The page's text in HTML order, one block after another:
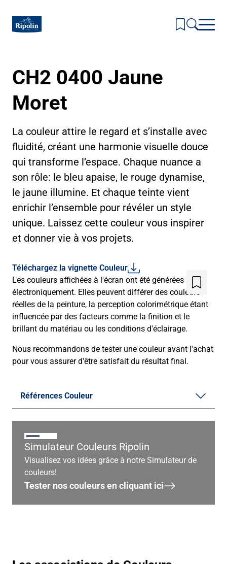
main
Inspirations & Couleurs
Produits
Actualités & Conseils
La Marque
Où nous trouver ?
CH2 0400 Jaune
Moret
La couleur attire le regard et s’installe avec
fluidité, créant une harmonie visuelle douce
qui transforme l’espace. Chaque nuance a
son rôle: le bleu apaise, le rouge dynamise,
le jaune illumine. Et chaque teinte vient
enrichir l’ensemble pour révéler un style
unique. Laissez cette couleur vous inspirer
et donner vie à vos projets.
Ajouter
aux
favoris
Téléchargez la vignette Couleur
Les couleurs affichées à l'écran ont été générées
électroniquement. Elles peuvent différer des couleurs
réelles de la peinture, la perception colorimétrique étant
influencée par des facteurs comme la finition et le
brillant du matériau ou les conditions d'éclairage.
Nous recommandons de tester une couleur avant l'achat
pour vous assurer d'être satisfait du résultat final.
Références Couleur
Simulateur Couleurs Ripolin
Visualisez vos idées grâce à notre Simulateur de
couleurs!
Tester nos couleurs en cliquant ici